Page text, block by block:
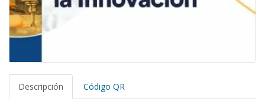
Descripción Código QR